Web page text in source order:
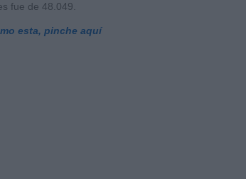
fue de 48.049.
esta, pinche aquí